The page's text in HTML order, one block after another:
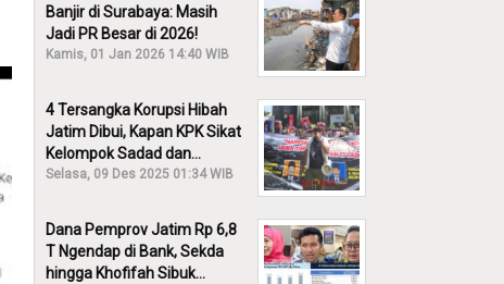
Banjir di Surabaya: Masih
Jadi PR Besar di 2026!
Kamis, 01 Jan 2026 14:40 WIB
4 Tersangka Korupsi Hibah
Jatim Dibui, Kapan KPK Sikat
Kelompok Sadad dan
Iskandar?
Selasa, 09 Des 2025 01:34 WIB
Dana Pemprov Jatim Rp 6,8
T Ngendap di Bank, Sekda
hingga Khofifah Sibuk